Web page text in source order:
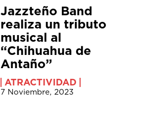
Jazzteño Band
realiza un tributo
musical al
“Chihuahua de
Antaño”
ATRACTIVIDAD
7 Noviembre, 2023